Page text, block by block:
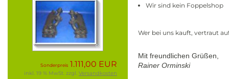
Sonderpreis 1.111,00 EUR
inkl. 19 % MwSt. zzgl. Versandkosten
Wir sind kein Foppelshop
Wer bei uns kauft, vertraut
Mit freundlichen Grüßen,
Rainer Orminski